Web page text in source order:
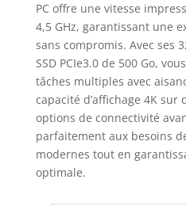
PC offre une vitesse
4,5 GHz, garantissant une
sans compromis. Avec ses
SSD PCIe3.0 de 500 Go,
tâches multiples avec
capacité d’affichage 4K sur
options de connectivité
parfaitement aux besoins
modernes tout en
optimale.